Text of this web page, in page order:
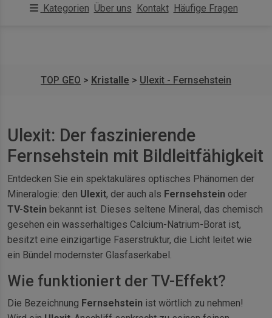
Kategorien Über uns Kontakt Häufige Fragen
TOP GEO > Kristalle > Ulexit - Fernsehstein
Ulexit: Der faszinierende
Fernsehstein mit Bildleitfähigkeit
Entdecken Sie ein spektakuläres optisches Phänomen der
Mineralogie: den Ulexit, der auch als Fernsehstein oder
TV-Stein bekannt ist. Dieses seltene Mineral, das chemisch
gesehen ein wasserhaltiges Calcium-Natrium-Borat ist,
besitzt eine einzigartige Faserstruktur, die Licht leitet wie
ein Bündel modernster Glasfaserkabel.
Wie funktioniert der TV-Effekt?
Die Bezeichnung Fernsehstein ist wörtlich zu nehmen!